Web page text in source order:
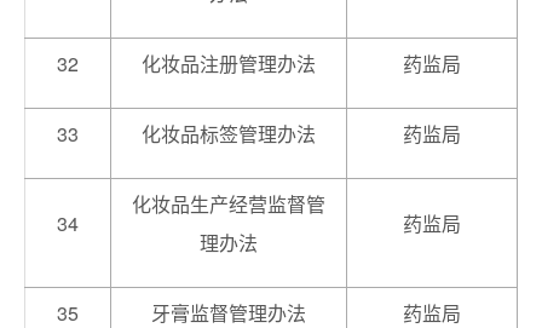
32 化妆品注册管理办法 药监局
33 化妆品标签管理办法 药监局
34
化妆品生产经营监督管
理办法
药监局
35 牙膏监督管理办法 药监局